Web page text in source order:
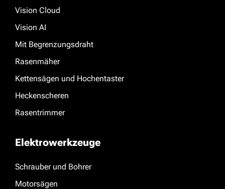
Vision Cloud
Vision AI
Mit Begrenzungsdraht
Rasenmäher
Kettensägen und Hochentaster
Heckenscheren
Rasentrimmer
Elektrowerkzeuge
Schrauber und Bohrer
Motorsägen